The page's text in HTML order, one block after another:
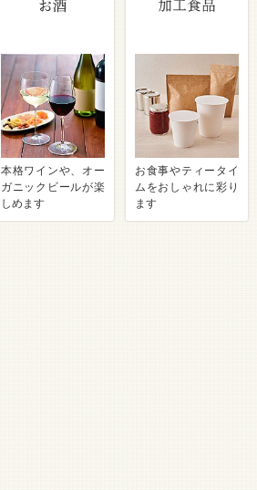
本格ワインや、オー
ガニックビールが楽
しめます
お食事やティータイ
ムをおしゃれに彩り
ます